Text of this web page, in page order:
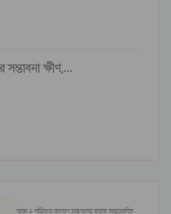
সম্ভাবনা ক্ষীণ,…